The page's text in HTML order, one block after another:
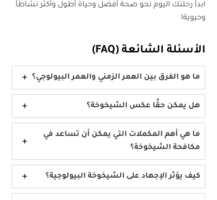
ابدأ رحلتك اليوم نحو صحة أفضل وحياة أطول وأكثر نشاطاً
وحيوية!
الأسئلة الشائعة (FAQ)
ما هو الفرق بين العمر الزمني والعمر البيولوجي؟
هل يمكن حقًا عكس الشيخوخة؟
ما هي أهم المكملات التي يمكن أن تساعد في
مكافحة الشيخوخة؟
كيف يؤثر الإجهاد على الشيخوخة البيولوجية؟